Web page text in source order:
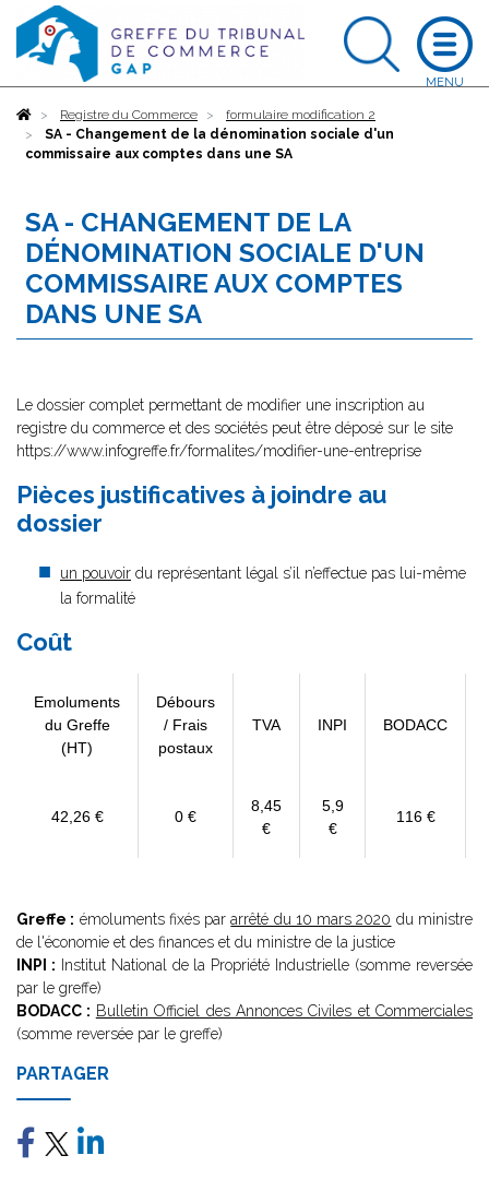
AccueilRegistre du Commerce
formulaire modification 2
SA - Changement de la dénomination sociale d'un
commissaire aux comptes dans une SA
SA - CHANGEMENT DE LA
DÉNOMINATION SOCIALE D'UN
COMMISSAIRE AUX COMPTES
DANS UNE SA
Le dossier complet permettant de modifier une inscription au
registre du commerce et des sociétés peut être déposé sur le site
https://www.infogreffe.fr/formalites/modifier-une-entreprise
Pièces justificatives à joindre au
dossier
un pouvoir du représentant légal s’il n’effectue pas lui-même
la formalité
Coût
Emoluments
du Greffe
(HT)
Débours
/ Frais
postaux
TVA INPI BODACC
42,26 € 0 €
8,45
€
5,9
€
116 €
Greffe : émoluments fixés pararrêté du 10 mars 2020 du ministre
de l'économie et des finances et du ministre de la justice
INPI : Institut National de la Propriété Industrielle (somme reversée
par le greffe)
BODACC : Bulletin Officiel des Annonces Civiles et Commerciales
(somme reversée par le greffe)
PARTAGER